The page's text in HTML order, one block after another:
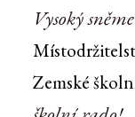
Vysoký
Zemské